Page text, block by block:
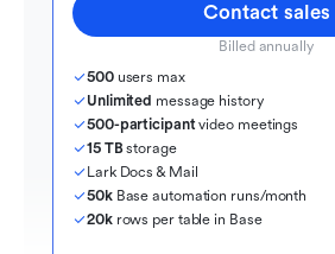
Contact sales
Billed annually
500 users max
Unlimited message history
500-participant video meetings
15 TB storage
Lark Docs & Mail
50k Base automation runs/month
20k rows per table in Base